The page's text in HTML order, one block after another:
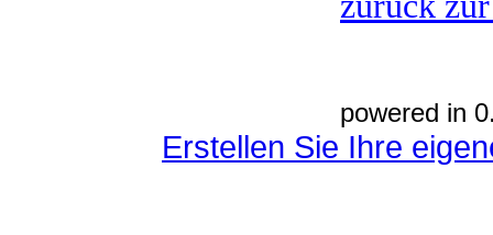
powered in
Erstellen Sie Ihre